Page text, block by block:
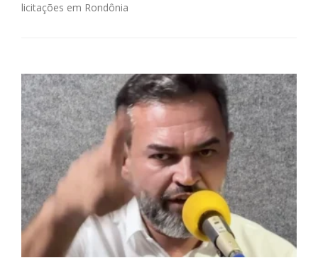
licitações em Rondônia